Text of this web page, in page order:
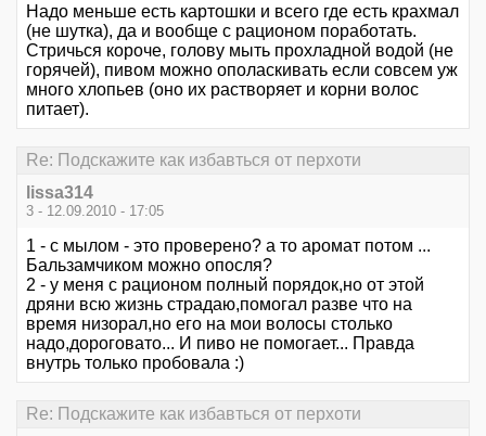
Надо меньше есть картошки и всего где есть крахмал
(не шутка), да и вообще с рационом поработать.
Стричься короче, голову мыть прохладной водой (не
горячей), пивом можно ополаскивать если совсем уж
много хлопьев (оно их растворяет и корни волос
питает).
Re: Подскажите как избавться от перхоти
lissa314
3 - 12.09.2010 - 17:05
1 - с мылом - это проверено? а то аромат потом ...
Бальзамчиком можно опосля?
2 - у меня с рационом полный порядок,но от этой
дряни всю жизнь страдаю,помогал разве что на
время низорал,но его на мои волосы столько
надо,дороговато... И пиво не помогает... Правда
внутрь только пробовала :)
Re: Подскажите как избавться от перхоти